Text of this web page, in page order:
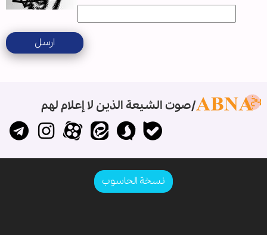
ارسل
صوت الشيعة الذين لا إعلام لهم
نسخة الحاسوب